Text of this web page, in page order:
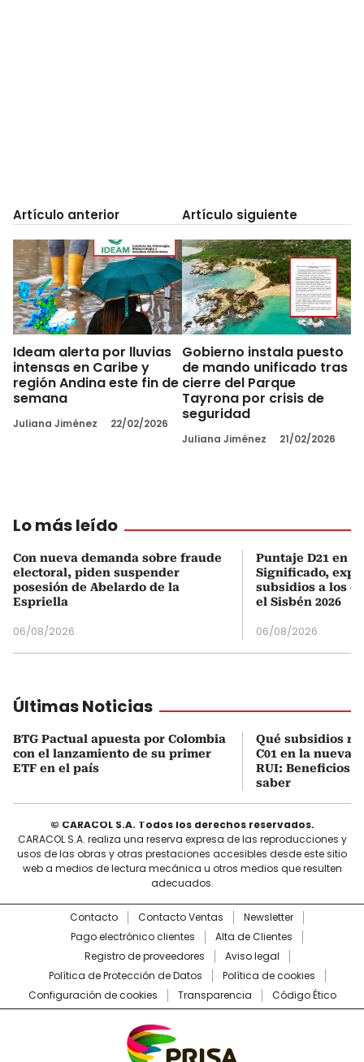
Artículo anterior
Ideam alerta por lluvias
intensas en Caribe y
región Andina este fin de
semana
Juliana Jiménez 22/02/2026
Artículo siguiente
Gobierno instala puesto
de mando unificado tras
cierre del Parque
Tayrona por crisis de
seguridad
Juliana Jiménez 21/02/2026
Lo más leído
Con nueva demanda sobre fraude
electoral, piden suspender
posesión de Abelardo de la
Espriella
06/08/2026
Puntaje D21 en
Significado,
subsidios a los
el Sisbén 2026
06/08/2026
Últimas Noticias
BTG Pactual apuesta por Colombia
con el lanzamiento de su primer
ETF en el país
Qué subsidios
C01 en la nueva
RUI: Beneficios
saber
© CARACOL S.A. Todos los derechos reservados.
CARACOL S.A. realiza una reserva expresa de las reproducciones y
usos de las obras y otras prestaciones accesibles desde este sitio
web a medios de lectura mecánica u otros medios que resulten
adecuados.
Contacto Contacto Ventas
Newsletter
Pago electrónico clientes
Alta de Clientes
Registro de proveedores
Aviso legal
Política de Protección de Datos
Política de cookies
Configuración de cookies
Transparencia Código Ético